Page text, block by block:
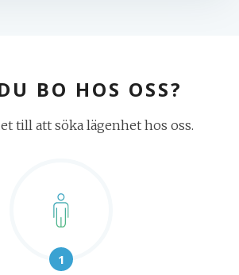
BO HOS OSS?
till att söka lägenhet hos oss.
1